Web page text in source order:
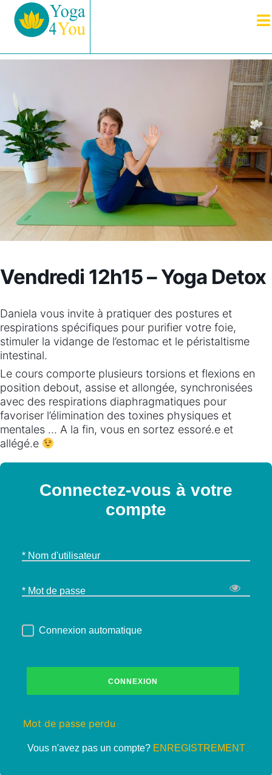
Vendredi 12h15 – Yoga Detox
Daniela vous invite à pratiquer des postures et
respirations spécifiques pour purifier votre foie,
stimuler la vidange de l’estomac et le péristaltisme
intestinal.
Le cours comporte plusieurs torsions et flexions en
position debout, assise et allongée, synchronisées
avec des respirations diaphragmatiques pour
favoriser l’élimination des toxines physiques et
mentales … A la fin, vous en sortez essoré.e et
allégé.e
Connectez-vous à votre
compte
* Nom d'utilisateur
* Mot de passe
Connexion automatique
CONNEXION
Mot de passe perdu
Vous n'avez pas un compte? ENREGISTREMENT